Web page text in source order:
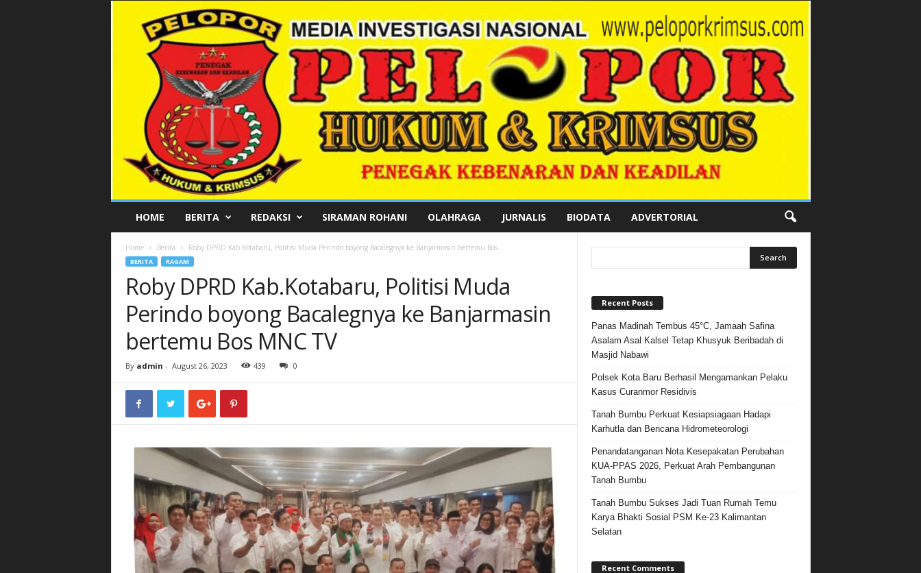
L
HOME BERITA REDAKSI SIRAMAN ROHANI OLAHRAGA JURNALIS BIODATA ADVERTORIAL
Home Berita Roby DPRD Kab.Kotabaru, Politisi Muda Perindo boyong Bacalegnya ke Banjarmasin bertemu Bos...
BERITA RAGAM
Roby DPRD Kab.Kotabaru, Politisi Muda
Perindo boyong Bacalegnya ke Banjarmasin
bertemu Bos MNC TV
By admin - August 26, 2023 439 0
Recent Posts
Panas Madinah Tembus 45°C, Jamaah Safina
Asalam Asal Kalsel Tetap Khusyuk Beribadah di
Masjid Nabawi
Polsek Kota Baru Berhasil Mengamankan Pelaku
Kasus Curanmor Residivis
Tanah Bumbu Perkuat Kesiapsiagaan Hadapi
Karhutla dan Bencana Hidrometeorologi
Penandatanganan Nota Kesepakatan Perubahan
KUA-PPAS 2026, Perkuat Arah Pembangunan
Tanah Bumbu
Tanah Bumbu Sukses Jadi Tuan Rumah Temu
Karya Bhakti Sosial PSM Ke-23 Kalimantan
Selatan
Recent Comments